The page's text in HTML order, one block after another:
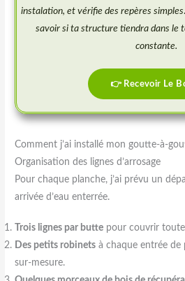
instalation, et vérifie des repères simples.
savoir si ta structure tiendra dans le
constante.
👉 Recevoir Le
Comment j’ai installé mon goutte-à-
Organisation des lignes d’arrosage
Pour chaque planche, j’ai prévu un
arrivée d’eau enterrée.
Trois lignes par butte pour couvrir toute
Des petits robinets à chaque entrée de
sur-mesure.